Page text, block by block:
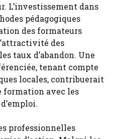
L’investissement dans
pédagogiques
des formateurs
des
taux d’abandon. Une
tenant compte
locales, contribuerait
formation avec les
professionnelles